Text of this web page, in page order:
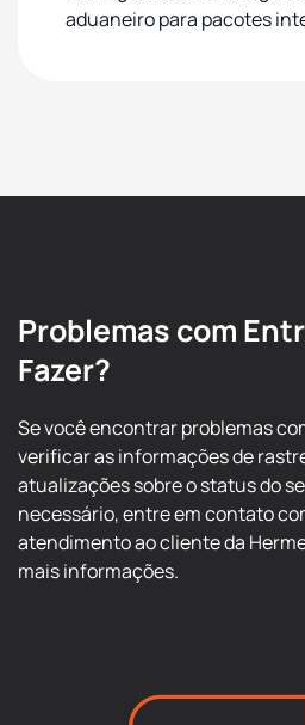
aduaneiro para pacotes
Problemas com
Fazer?
Se você encontrar problemas
verificar as informações de
atualizações sobre o status do
necessário, entre em contato
atendimento ao cliente da
mais informações.